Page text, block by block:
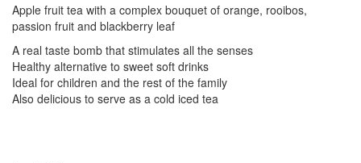
Apple fruit tea with a complex bouquet of orange, rooibos,
passion fruit and blackberry leaf
A real taste bomb that stimulates all the senses
Healthy alternative to sweet soft drinks
Ideal for children and the rest of the family
Also delicious to serve as a cold iced tea